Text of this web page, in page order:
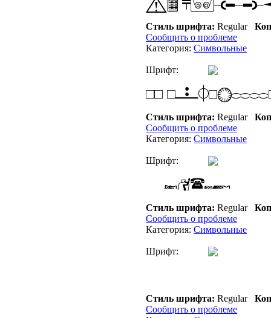
Стиль шрифта: Regular
Сообщить о проблеме
Категория: Символьные
Шрифт:
Стиль шрифта: Regular
Сообщить о проблеме
Категория: Символьные
Шрифт:
Стиль шрифта: Regular
Сообщить о проблеме
Категория: Символьные
Шрифт:
Стиль шрифта: Regular
Сообщить о проблеме